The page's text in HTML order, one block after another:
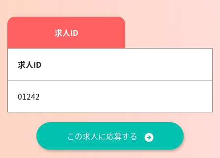
求人ID
求人ID
01242
この求人に応募する